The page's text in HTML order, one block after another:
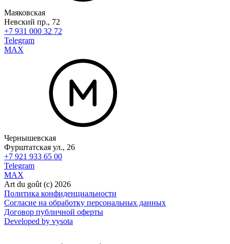
Маяковская
Невский пр., 72
+7 931 000 32 72
Telegram
MAX
Чернышевская
Фурштатская ул., 26
+7 921 933 65 00
Telegram
MAX
Art du goût (с) 2026
Политика конфиденциальности
Согласие на обработку персональных данных
Договор публичной оферты
Developed by vysota